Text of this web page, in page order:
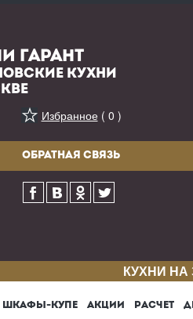
ГАРАНТ
КУХНИ
Избранное( 0 )
ОБРАТНАЯ СВЯЗЬ
КУХНИ
ШКАФЫ-КУПЕ АКЦИИ РАСЧЕТ